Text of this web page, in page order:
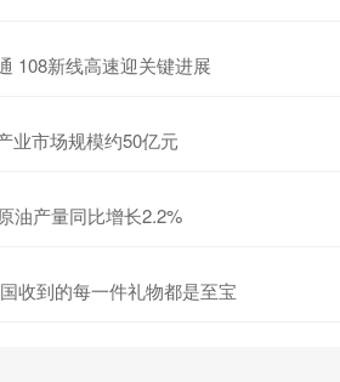
108新线高速迎关键进展
业市场规模约50亿元
油产量同比增长2.2%
收到的每一件礼物都是至宝